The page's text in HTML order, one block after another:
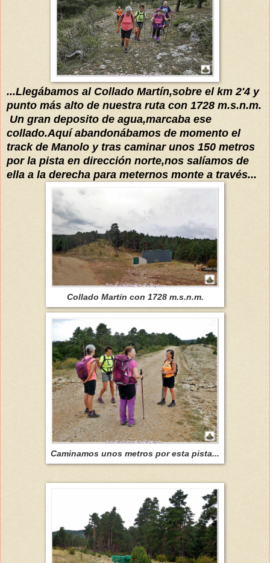
...Llegábamos al Collado Martín,sobre el km 2'4 y
punto más alto de nuestra ruta con 1728 m.s.n.m.
Un gran deposito de agua,marcaba ese
collado.Aquí abandonábamos de momento el
track de Manolo y tras caminar unos 150 metros
por la pista en dirección norte,nos salíamos de
ella a la derecha para meternos monte a través...
Collado Martín con 1728 m.s.n.m.
Caminamos unos metros por esta pista...